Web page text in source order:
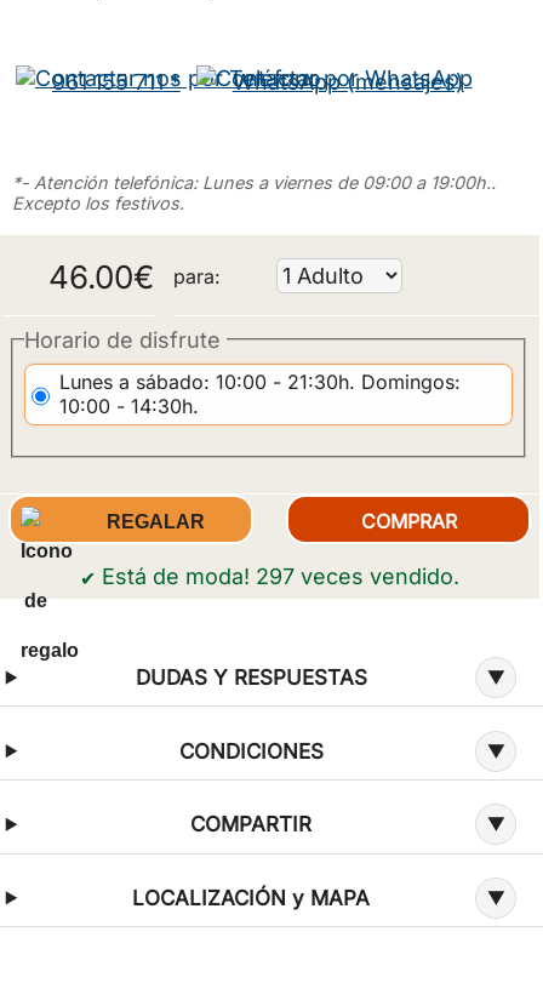
961 155 711 * WhatsApp (mensajes)
*- Atención telefónica: Lunes a viernes de 09:00 a 19:00h..
Excepto los festivos.
46.00€ para:
Horario de disfrute
Lunes a sábado: 10:00 - 21:30h. Domingos:
10:00 - 14:30h.
REGALAR
✔ Está de moda! 297 veces vendido.
Información adicional sobre la oferta
DUDAS Y RESPUESTAS
CONDICIONES
COMPARTIR
LOCALIZACIÓN y MAPA